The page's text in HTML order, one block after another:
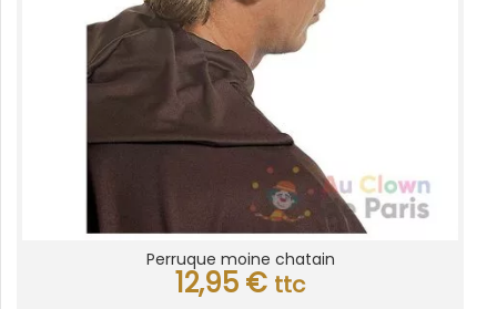
Perruque moine chatain
12,95 € ttc